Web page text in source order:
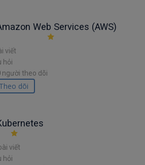
Web Services (AWS)
viết
hỏi
người theo dõi
dõi
viết
hỏi